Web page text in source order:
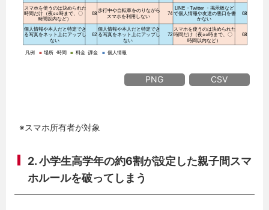
PNG CSV
※スマホ所有者が対象
2. 小学生高学年の約6割が設定した親子間スマ
ホルールを破ってしまう